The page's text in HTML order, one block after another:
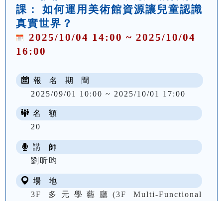
課： 如何運用美術館資源讓兒童認識
真實世界？
2025/10/04 14:00 ~ 2025/10/04
16:00
報 名 期 間
2025/09/01 10:00 ~ 2025/10/01 17:00
名 額
20
講 師
劉昕昀
場 地
3F 多元學藝廳(3F Multi-Functional